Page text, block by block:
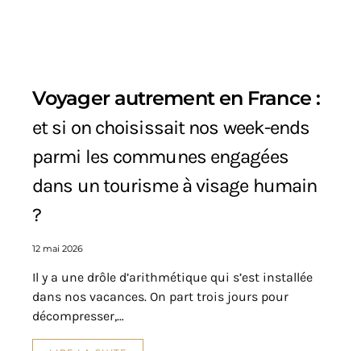
Voyager autrement en France :
et si on choisissait nos week-ends
parmi les communes engagées
dans un tourisme à visage humain
?
12 mai 2026
Il y a une drôle d’arithmétique qui s’est installée
dans nos vacances. On part trois jours pour
décompresser,…